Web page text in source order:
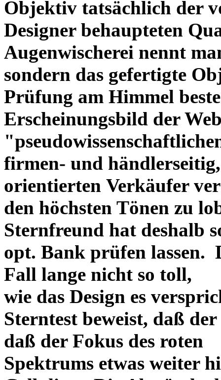
Objektiv tatsächlich der
Designer behaupteten
Augenwischerei nennt
sondern das gefertigte
Prüfung am Himmel
Erscheinungsbild der
firmen- und
orientierten Verkäufer
den höchsten Tönen zu
Sternfreund hat deshalb
opt. Bank prüfen lassen.
Fall lange nicht so toll,
wie das Design es
Sterntest beweist, daß
daß der Fokus des roten
Spektrums etwas weiter